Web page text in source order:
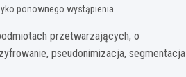
ponownego wystąpienia.
przetwarzających, o
pseudonimizacja, segmentacja